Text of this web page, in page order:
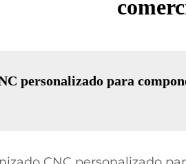
personalizado para